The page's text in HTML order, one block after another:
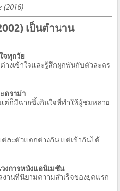
(2016)
เป็นตำนาน
จทุกวัย
างเข้าใจและรู้สึกผูกพันกับตัวละคร
ดราม่า
ต่ก็มีฉากซึ้งกินใจที่ทำให้ผู้ชมหลาย
ละตัวแตกต่างกัน แต่เข้ากันได้
การหนังแอนิเมชัน
งานที่นิยามความสำเร็จของยุคแรก